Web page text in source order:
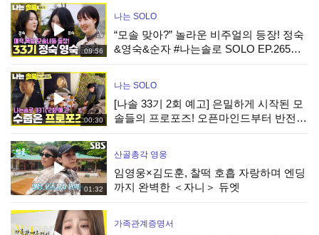
08:56
나는 SOLO
“모솔 맞아?” 놀라운 비주얼의 등장! 정숙
&영숙&순자 #나는솔로 SOLO EP.265ㅣ
00:30
나는 SOLO
[나솔 33기 2회 예고] 은밀하게 시작된 모
솔들의 프로포즈! 오픈마인드부터 반전
01:32
산골총각 영웅
임영웅×김도훈, 찰떡 호흡 자랑하며 엔딩
까지 완벽한 ＜자니＞ 듀엣
가족관계증명서